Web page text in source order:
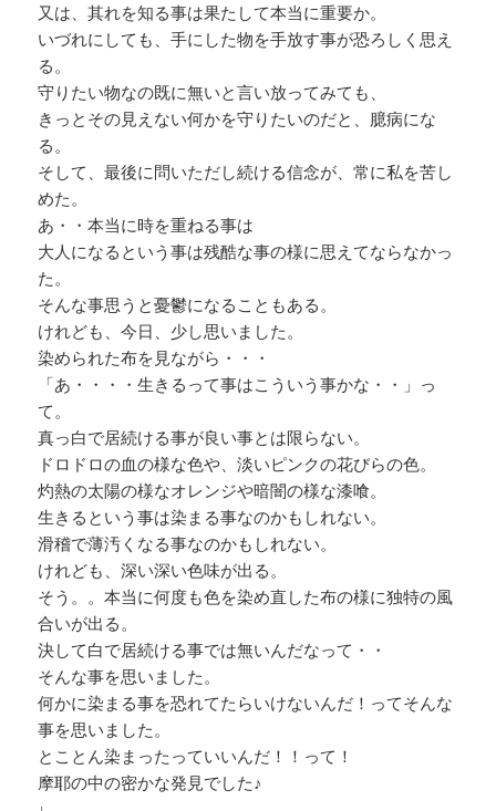
又は、其れを知る事は果たして本当に重要か。
いづれにしても、手にした物を手放す事が恐ろしく思え
る。
守りたい物なの既に無いと言い放ってみても、
きっとその見えない何かを守りたいのだと、臆病にな
る。
そして、最後に問いただし続ける信念が、常に私を苦し
めた。
あ・・本当に時を重ねる事は
大人になるという事は残酷な事の様に思えてならなかっ
た。
そんな事思うと憂鬱になることもある。
けれども、今日、少し思いました。
染められた布を見ながら・・・
「あ・・・・生きるって事はこういう事かな・・」っ
て。
真っ白で居続ける事が良い事とは限らない。
ドロドロの血の様な色や、淡いピンクの花びらの色。
灼熱の太陽の様なオレンジや暗闇の様な漆喰。
生きるという事は染まる事なのかもしれない。
滑稽で薄汚くなる事なのかもしれない。
けれども、深い深い色味が出る。
そう。。本当に何度も色を染め直した布の様に独特の風
合いが出る。
決して白で居続ける事では無いんだなって・・
そんな事を思いました。
何かに染まる事を恐れてたらいけないんだ！ってそんな
事を思いました。
とことん染まったっていいんだ！！って！
摩耶の中の密かな発見でした♪